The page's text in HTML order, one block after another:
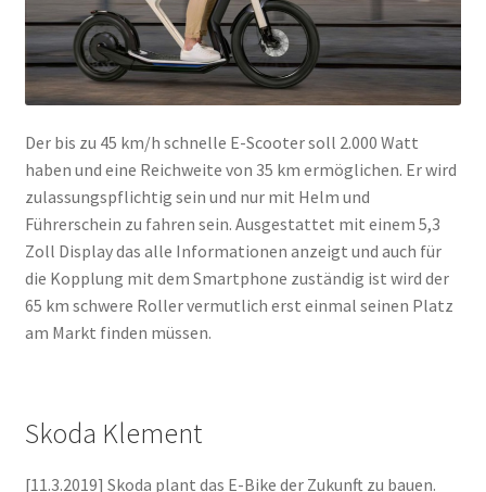
Der bis zu 45 km/h schnelle E-Scooter soll 2.000 Watt
haben und eine Reichweite von 35 km ermöglichen. Er wird
zulassungspflichtig sein und nur mit Helm und
Führerschein zu fahren sein. Ausgestattet mit einem 5,3
Zoll Display das alle Informationen anzeigt und auch für
die Kopplung mit dem Smartphone zuständig ist wird der
65 km schwere Roller vermutlich erst einmal seinen Platz
am Markt finden müssen.
Skoda Klement
[11.3.2019] Skoda plant das E-Bike der Zukunft zu bauen.